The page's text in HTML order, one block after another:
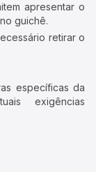
apresentar o
guichê.
retirar o
específicas da
exigências